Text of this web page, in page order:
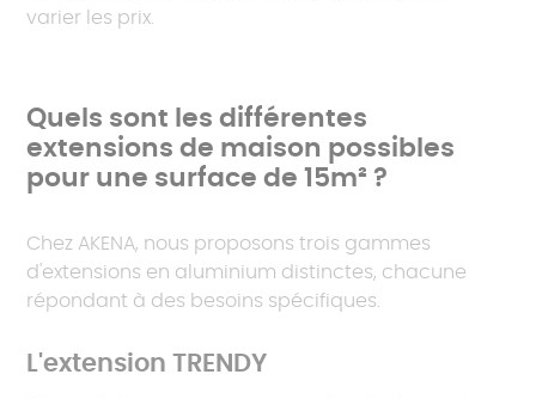
varier les prix.
Quels sont les différentes
extensions de maison possibles
pour une surface de 15m² ?
Chez AKENA, nous proposons trois gammes
d'extensions en aluminium distinctes, chacune
répondant à des besoins spécifiques.
L'extension TRENDY